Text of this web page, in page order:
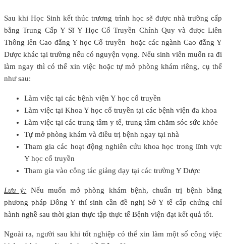
Sau khi Học Sinh kết thúc trương trình học sẽ được nhà trường cấp
bằng Trung Cấp Y Sĩ Y Học Cổ Truyền Chính Quy và được Liên
Thông lên Cao đẳng Y học Cổ truyền hoặc các ngành Cao đẳng Y
Dược khác tại trường nếu có nguyện vọng. Nếu sinh viên muốn ra đi
làm ngay thì có thể xin việc hoặc tự mở phòng khám riêng, cụ thể
như sau:
Làm việc tại các bệnh viện Y học cổ truyền
Làm việc tại Khoa Y học cổ truyền tại các bệnh viện đa khoa
Làm việc tại các trung tâm y tế, trung tâm chăm sóc sức khỏe
Tự mở phòng khám và điều trị bệnh ngay tại nhà
Tham gia các hoạt động nghiên cứu khoa học trong lĩnh vực
Y học cổ truyền
Tham gia vào công tác giảng dạy tại các trường Y Dược
Lưu ý: Nếu muốn mở phòng khám bệnh, chuẩn trị bệnh bằng
phương pháp Đông Y thí sinh cần đề nghị Sở Y tế cấp chứng chỉ
hành nghề sau thời gian thực tập thực tế Bệnh viện đạt kết quả tốt.
Ngoài ra, người sau khi tốt nghiệp có thể xin làm một số công việc